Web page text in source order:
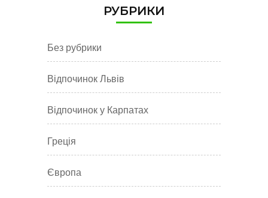
РУБРИКИ
Без рубрики
Відпочинок Львів
Відпочинок у Карпатах
Греція
Європа